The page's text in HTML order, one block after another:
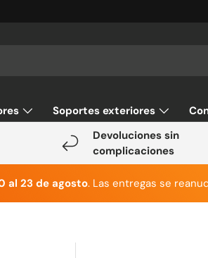
Soportes exteriores
Devoluciones sin
complicaciones
al 23 de agosto. Las entregas se